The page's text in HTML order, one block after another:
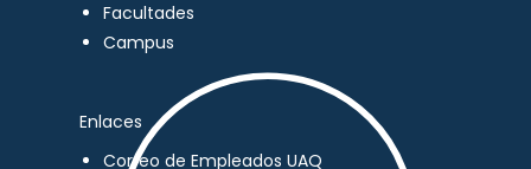
Facultades
Campus
Enlaces
Correo de Empleados UAQ